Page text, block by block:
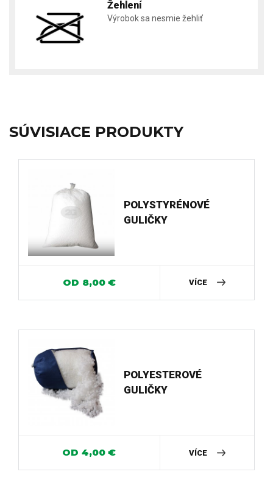
Žehlení
Výrobok sa nesmie žehliť
SÚVISIACE PRODUKTY
POLYSTYRÉNOVÉ
GULIČKY
OD 8,00 € VÍCE
POLYESTEROVÉ
GULIČKY
OD4,00€ VÍCE